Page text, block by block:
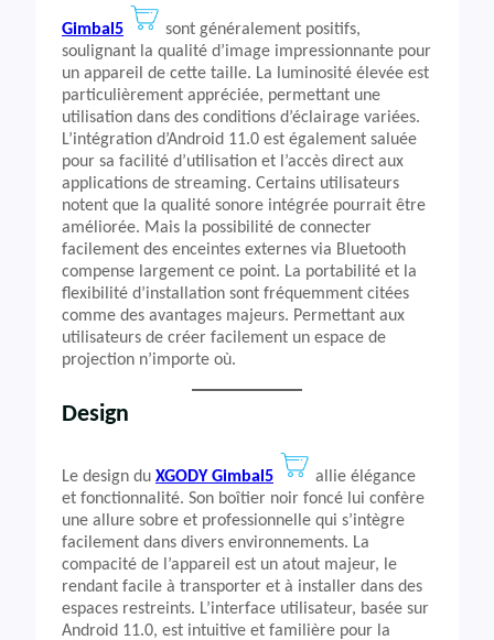
Gimbal5
sont généralement positifs,
soulignant la qualité d’image impressionnante pour
un appareil de cette taille. La luminosité élevée est
particulièrement appréciée, permettant une
utilisation dans des conditions d’éclairage variées.
L’intégration d’Android 11.0 est également saluée
pour sa facilité d’utilisation et l’accès direct aux
applications de streaming. Certains utilisateurs
notent que la qualité sonore intégrée pourrait être
améliorée. Mais la possibilité de connecter
facilement des enceintes externes via Bluetooth
compense largement ce point. La portabilité et la
flexibilité d’installation sont fréquemment citées
comme des avantages majeurs. Permettant aux
utilisateurs de créer facilement un espace de
projection n’importe où.
Design
Le design du XGODY Gimbal5
allie élégance
et fonctionnalité. Son boîtier noir foncé lui confère
une allure sobre et professionnelle qui s’intègre
facilement dans divers environnements. La
compacité de l’appareil est un atout majeur, le
rendant facile à transporter et à installer dans des
espaces restreints. L’interface utilisateur, basée sur
Android 11.0, est intuitive et familière pour la